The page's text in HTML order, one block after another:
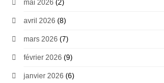
mai 2026 (2)
avril 2026 (8)
mars 2026 (7)
février 2026 (9)
janvier 2026 (6)